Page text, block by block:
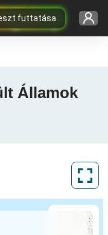
futtatása
Államok